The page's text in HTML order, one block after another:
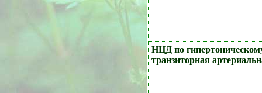
НЦД по
транзиторная